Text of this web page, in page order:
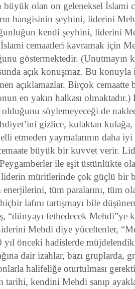
olan on geleneksel İslami
hangisinin şeyhini, liderini
kendi şeyhini, liderini
cemaatleri kavramak için
göstermektedir. (Unutmayın
açık konuşmaz. Bu
açıklamazlar. Birçok cemaatte
en yakın halkası
söylemeyeceği de
gizlice, kulaktan kulağa,
etmeden yaymalarının daha
büyük bir kuvvet verir.
ile eşit üstünlükte
müritlerinde çok güçlü bir
tüm paralarını, tüm
lafını tartışmayı bile
“dünyayı fethedecek Mehdi”ye
Mehdi diye yüceltenler,
yıl önceki hadislerde
dair izahlar, bazı gruplarda,
halifeliğe oturtulması
tarihi, kendini Mehdi sanıp